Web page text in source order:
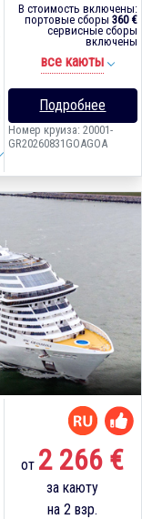
В стоимость включены:
портовые сборы 360 €
сервисные сборы
включены
все каюты
Подробнее
Номер круиза: 20001-
GR20260831GOAGOA
от 2 266 €
за каюту
на 2 взр.